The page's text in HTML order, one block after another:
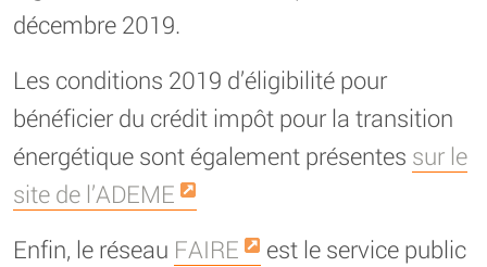
décembre 2019.
Les conditions 2019 d’éligibilité pour
bénéficier du crédit impôt pour la transition
énergétique sont également présentes sur le
site de l’ADEME
Enfin, le réseau FAIRE
est le service public